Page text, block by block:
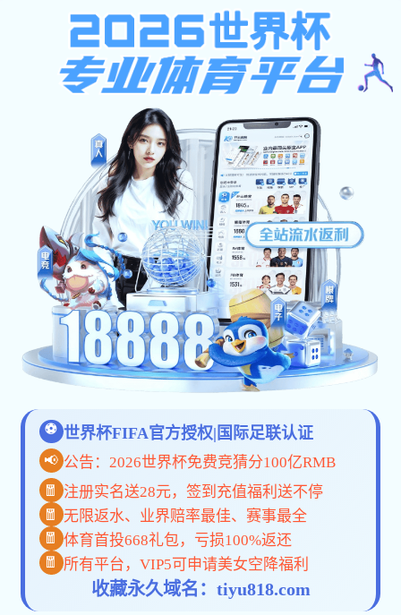
乐橙下载,pg电子象财神,24500走地足球直播
乐橙下载,pg电子象财神,24500走地足球直播
首页|English Version|无障碍浏览